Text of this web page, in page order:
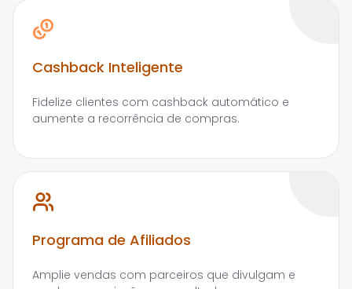
Cashback Inteligente
Fidelize clientes com cashback automático e
aumente a recorrência de compras.
Programa de Afiliados
Amplie vendas com parceiros que divulgam e